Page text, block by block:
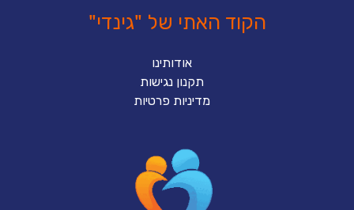
הקוד האתי של "גינדי"
אודותינו
תקנון נגישות
מדיניות פרטיות